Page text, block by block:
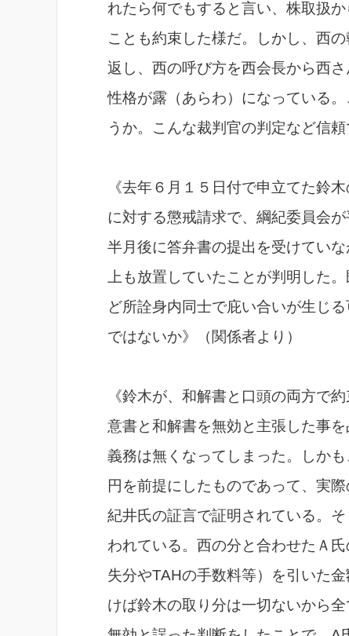
れたら何でもすると言い、株取扱
ことも約束した様だ。しかし、西
返し、西の呼び方を西会長から西
性格が露（あらわ）になっている
うか。こんな裁判官の判定など信頼
《去年６月１５日付で申立てた鈴
に対する懲戒請求で、綱紀委員会
半月後に答弁書の提出を受けてい
上も放置していたことが判明した
ど所詮身内同士で庇い合いが生じ
ではないか》（関係者より）
《鈴木が、和解書と口頭の両方で
意書と和解書を無効と主張した事
義務は無くなってしまった。しか
円を前提にしたものであって、実
紀井氏の証言で証明されている。
われている。西の分と合わせたＡ
失分やTAHの手数料等）を引いた
けば鈴木の取り分は一切ないから